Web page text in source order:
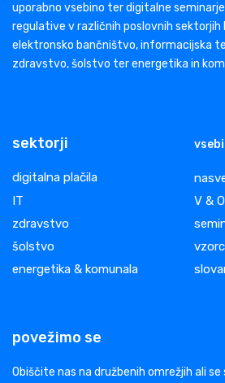
uporabno vsebino ter digitalne
regulative v različnih poslovnih sektorjih
elektronsko bančništvo, informacijska
zdravstvo, šolstvo ter energetika in
sektorji
digitalna plačila
IT
zdravstvo
šolstvo
energetika & komunala
V & O
povežimo se
Obiščite nas na družbenih omrežjih ali se